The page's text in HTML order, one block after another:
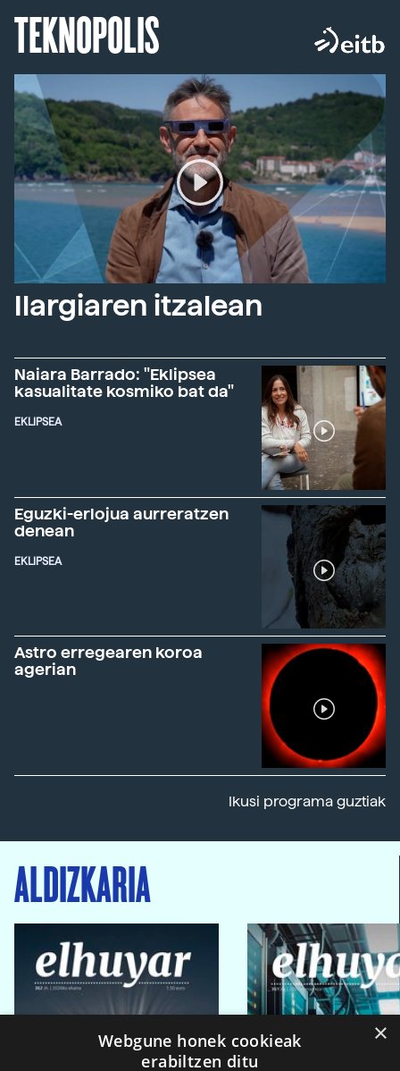
TEKNOPOLIS
Ilargiaren itzalean
Naiara Barrado: "Eklipsea
kasualitate kosmiko bat da"
EKLIPSEA
Eguzki-erlojua aurreratzen
denean
EKLIPSEA
Astro erregearen koroa
agerian
Ikusi programa guztiak
ALDIZKARIA
×
Webgune honek cookieak
erabiltzen ditu